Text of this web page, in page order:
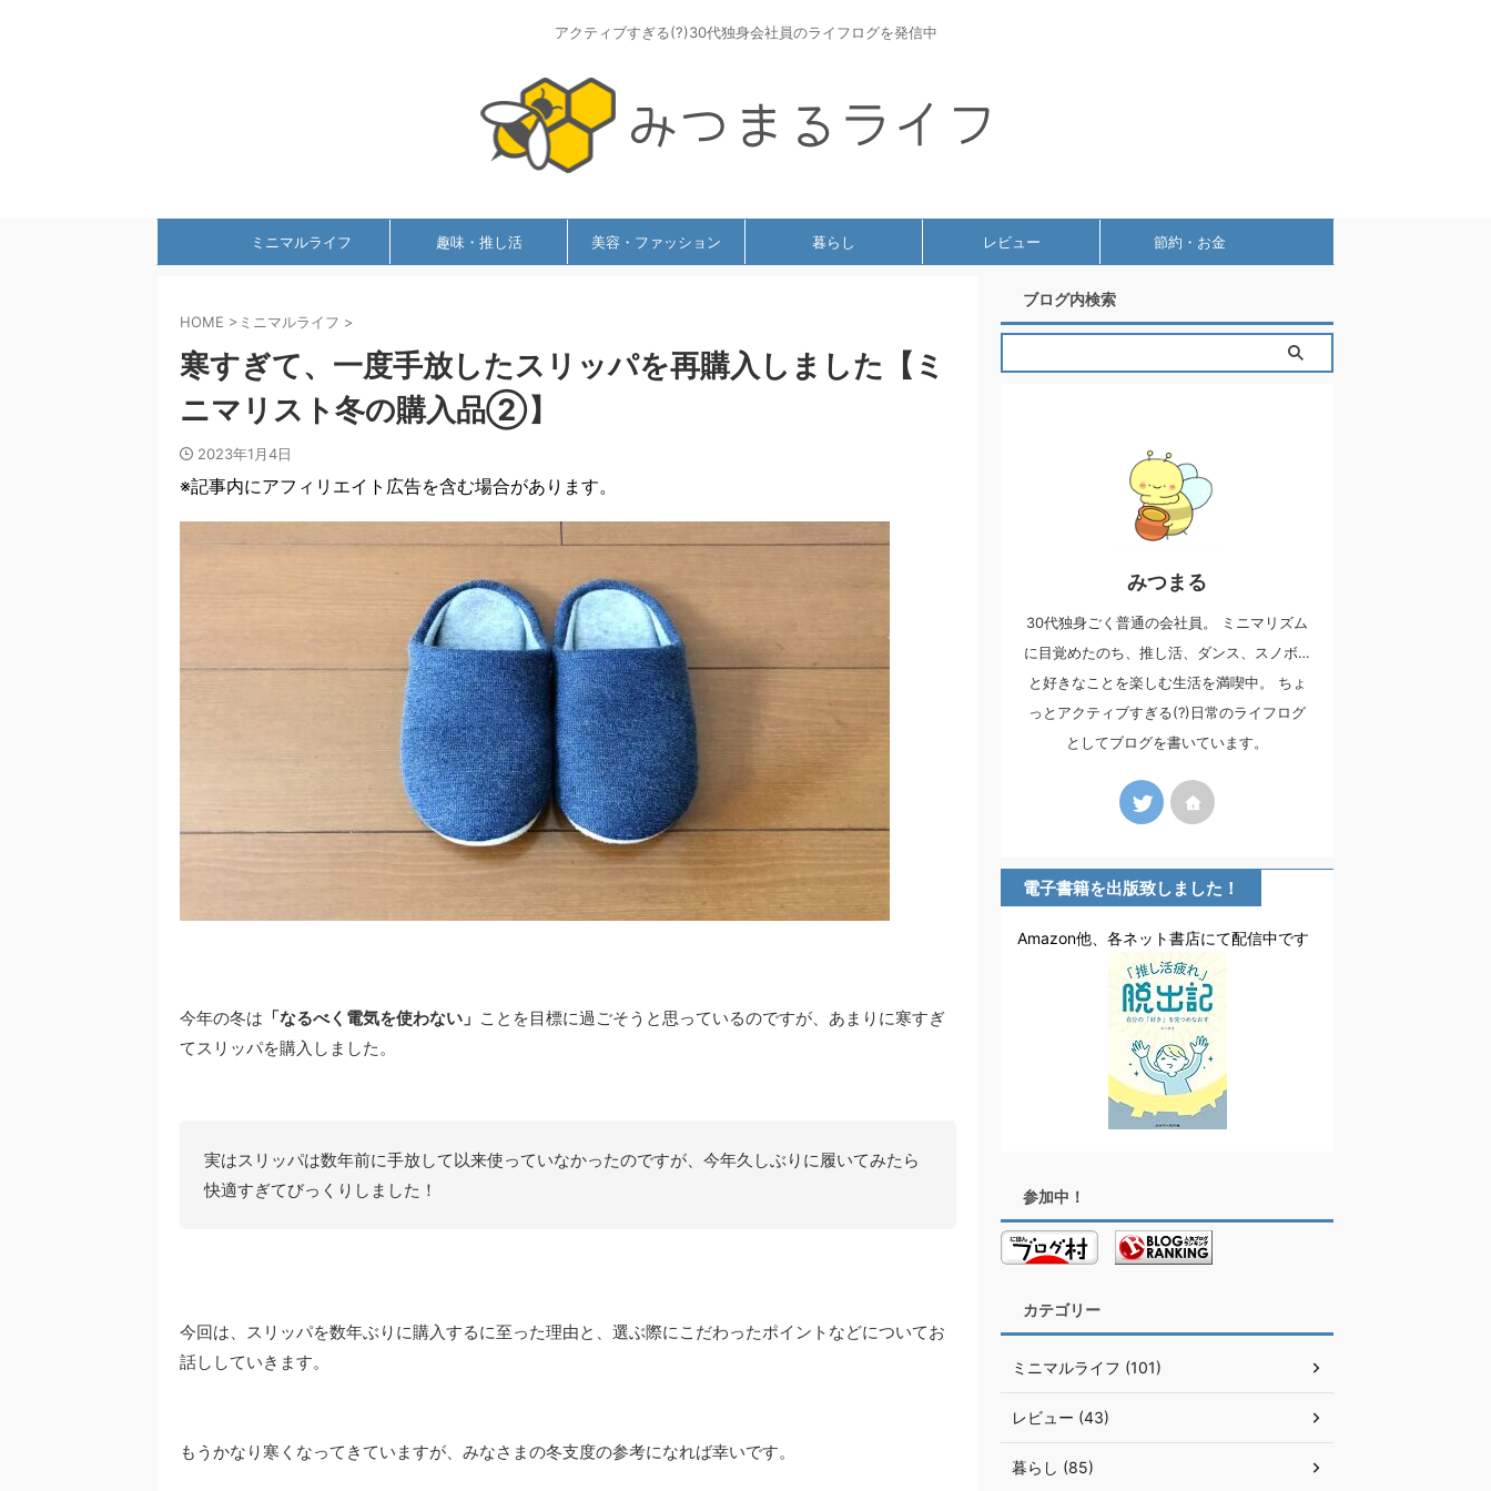
アクティブすぎる(?)30代独身会社員のライフログを発信中
ミニマルライフ 趣味・推し活 美容・ファッション 暮らし レビュー 節約・お金
HOME > ミニマルライフ >
寒すぎて、一度手放したスリッパを再購入しました【ミ
ニマリスト冬の購入品②】
2023年1月4日
※記事内にアフィリエイト広告を含む場合があります。
今年の冬は 「なるべく電気を使わない」 ことを目標に過ごそうと思っているのですが、あまりに寒すぎ
てスリッパを購入しました。
実はスリッパは数年前に手放して以来使っていなかったのですが、今年久しぶりに履いてみたら
快適すぎてびっくりしました！
今回は、スリッパを数年ぶりに購入するに至った理由と、選ぶ際にこだわったポイントなどについてお
話ししていきます。
もうかなり寒くなってきていますが、みなさまの冬支度の参考になれば幸いです。
ブログ内検索
みつまる
30代独身ごく普通の会社員。 ミニマリズム
に目覚めたのち、推し活、ダンス、スノボ…
と好きなことを楽しむ生活を満喫中。 ちょ
っとアクティブすぎる(?)日常のライフログ
としてブログを書いています。
電子書籍を出版致しました！
Amazon他、各ネット書店にて配信中です
参加中！
カテゴリー
ミニマルライフ (101)
レビュー (43)
暮らし (85)